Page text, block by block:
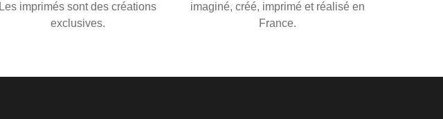
Les imprimés sont des créations
exclusives.
imaginé, créé, imprimé et réalisé en
France.